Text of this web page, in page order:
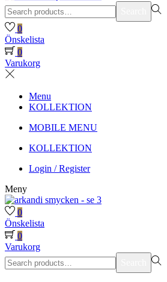
Search
for:>
0
Önskelista
0
Varukorg
Menu
KOLLEKTION
MOBILE MENU
KOLLEKTION
Login / Register
Meny
0
Önskelista
0
Varukorg
Search
for:>